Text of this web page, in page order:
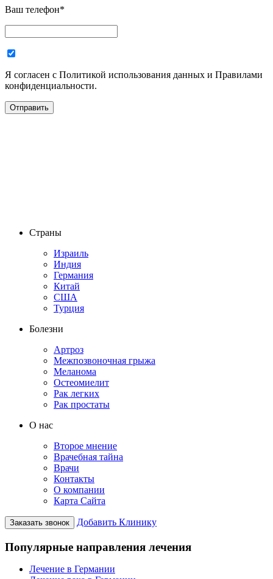
Ваш телефон*
Я согласен с Политикой использования данных и Правилами
конфиденциальности.
Страны
Израиль
Индия
Германия
Китай
США
Турция
Болезни
Артроз
Межпозвоночная грыжа
Меланома
Остеомиелит
Рак легких
Рак простаты
О нас
Второе мнение
Врачебная тайна
Врачи
Контакты
О компании
Карта Сайта
Заказать звонок Добавить Клинику
Популярные направления лечения
Лечение в Германии